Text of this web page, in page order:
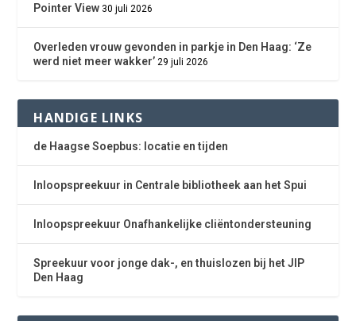
Pointer View 30 juli 2026
Overleden vrouw gevonden in parkje in Den Haag: ‘Ze
werd niet meer wakker’ 29 juli 2026
HANDIGE LINKS
de Haagse Soepbus: locatie en tijden
Inloopspreekuur in Centrale bibliotheek aan het Spui
Inloopspreekuur Onafhankelijke cliëntondersteuning
Spreekuur voor jonge dak-, en thuislozen bij het JIP
Den Haag